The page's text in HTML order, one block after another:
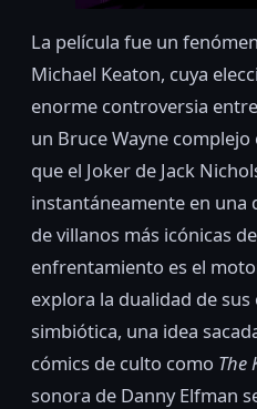
La película fue un
Michael Keaton, cuya
enorme controversia
un Bruce Wayne
que el Joker de Jack
instantáneamente en una
de villanos más icónicas
enfrentamiento es el
explora la dualidad de
simbiótica, una idea
cómics de culto como The
sonora de Danny Elfman